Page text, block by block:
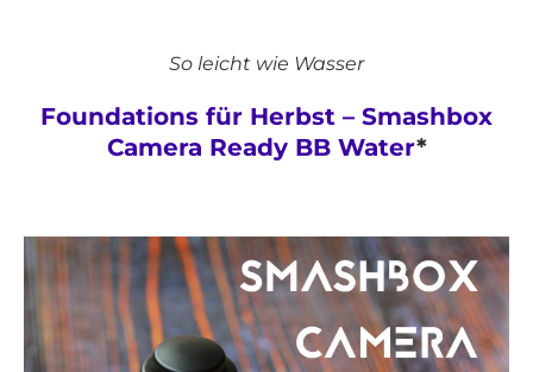
So leicht wie Wasser
Foundations für Herbst – Smashbox
Camera Ready BB Water*